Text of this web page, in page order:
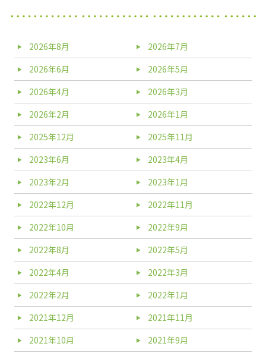
2026年8月
2026年7月
2026年6月
2026年5月
2026年4月
2026年3月
2026年2月
2026年1月
2025年12月
2025年11月
2023年6月
2023年4月
2023年2月
2023年1月
2022年12月
2022年11月
2022年10月
2022年9月
2022年8月
2022年5月
2022年4月
2022年3月
2022年2月
2022年1月
2021年12月
2021年11月
2021年10月
2021年9月